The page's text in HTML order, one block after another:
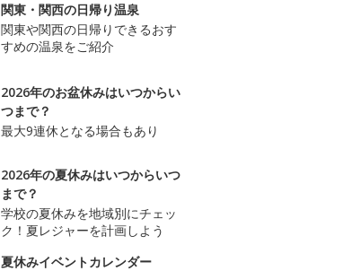
関東・関西の日帰り温泉
関東や関西の日帰りできるおす
すめの温泉をご紹介
2026年のお盆休みはいつからい
つまで？
最大9連休となる場合もあり
2026年の夏休みはいつからいつ
まで？
学校の夏休みを地域別にチェッ
ク！夏レジャーを計画しよう
夏休みイベントカレンダー